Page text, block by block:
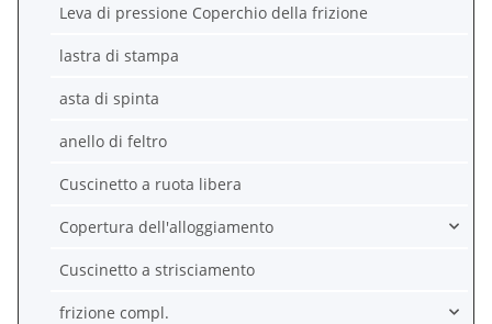
Leva di pressione Coperchio della frizione
lastra di stampa
asta di spinta
anello di feltro
Cuscinetto a ruota libera
Copertura dell'alloggiamento
Cuscinetto a strisciamento
frizione compl.